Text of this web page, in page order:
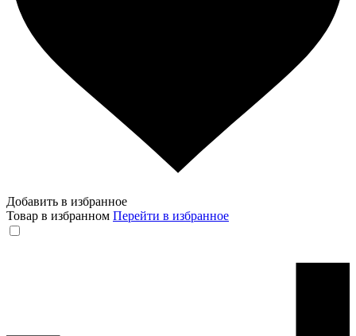
Добавить в избранное
Товар в избранном Перейти в избранное